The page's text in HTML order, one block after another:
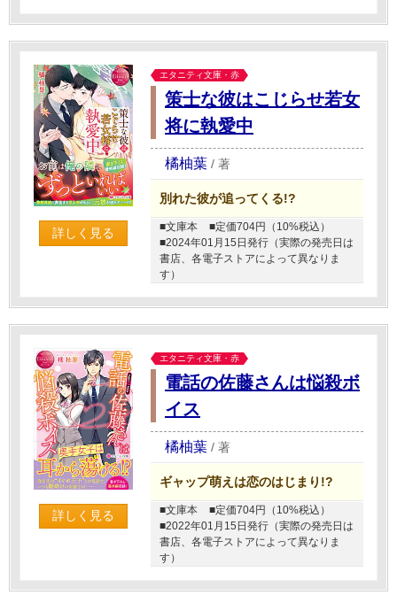
詳しく見る
エタニティ文庫・赤
策士な彼はこじらせ若女
将に執愛中
橘柚葉 / 著
別れた彼が追ってくる!?
■文庫本
■定価704円（10%税込）
■2024年01月15日発行（実際の発売日は
書店、各電子ストアによって異なりま
す）
詳しく見る
エタニティ文庫・赤
電話の佐藤さんは悩殺ボ
イス
橘柚葉 / 著
ギャップ萌えは恋のはじまり!?
■文庫本
■定価704円（10%税込）
■2022年01月15日発行（実際の発売日は
書店、各電子ストアによって異なりま
す）